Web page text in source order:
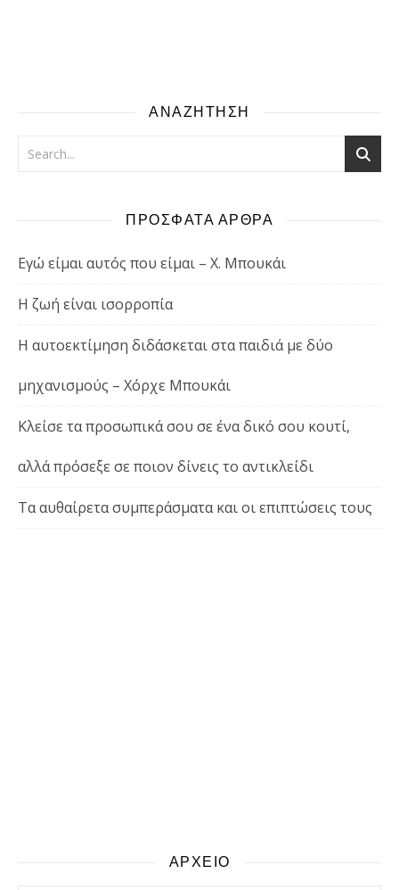
ΑΝΑΖΗΤΗΣΗ
ΠΡΟΣΦΑΤΑ ΑΡΘΡΑ
Εγώ είμαι αυτός που είμαι – Χ. Μπουκάι
Η ζωή είναι ισορροπία
Η αυτοεκτίμηση διδάσκεται στα παιδιά με δύο
μηχανισμούς – Χόρχε Μπουκάι
Κλείσε τα προσωπικά σου σε ένα δικό σου κουτί,
αλλά πρόσεξε σε ποιον δίνεις το αντικλείδι
Τα αυθαίρετα συμπεράσματα και οι επιπτώσεις τους
ΑΡΧΕΙΟ